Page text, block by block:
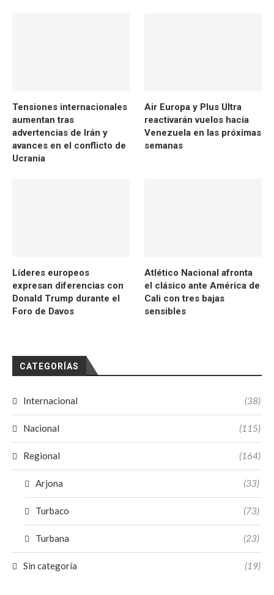
Tensiones internacionales
aumentan tras
advertencias de Irán y
avances en el conflicto de
Ucrania
Air Europa y Plus Ultra
reactivarán vuelos hacia
Venezuela en las próximas
semanas
Líderes europeos
expresan diferencias con
Donald Trump durante el
Foro de Davos
Atlético Nacional afronta
el clásico ante América de
Cali con tres bajas
sensibles
CATEGORÍAS
Internacional (38)
Nacional (115)
Regional (164)
Arjona (33)
Turbaco (73)
Turbana (23)
Sin categoría (19)